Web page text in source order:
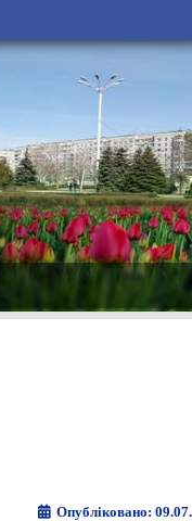
Опубліковано: